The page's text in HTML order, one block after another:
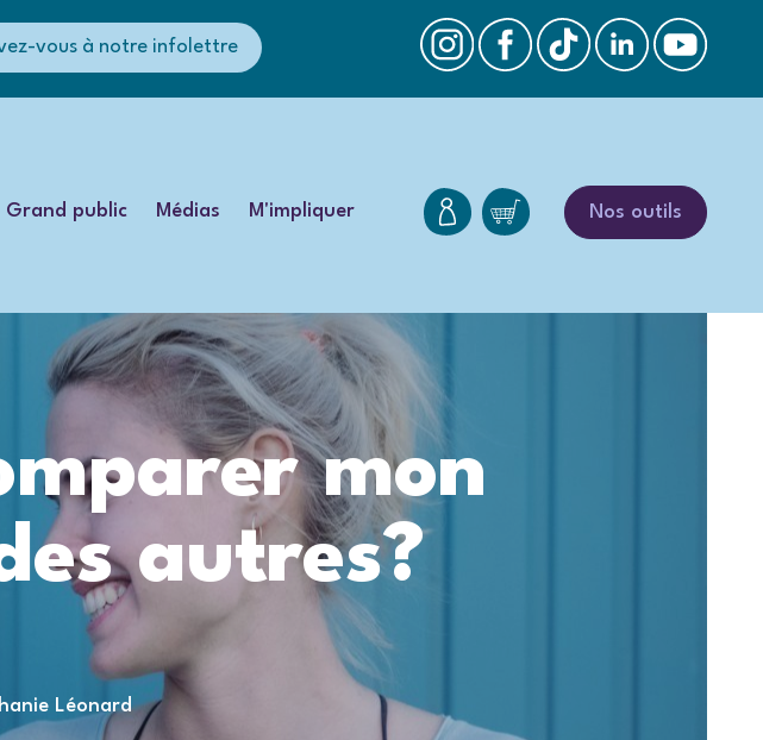
vous à notre infolettre
Grand public Médias M'impliquer Nos outils
mon
autres?
Léonard